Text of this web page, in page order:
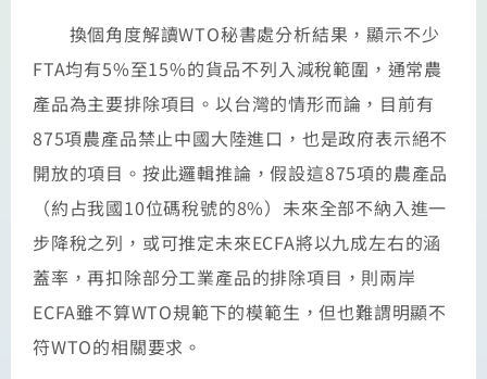
換個角度解讀WTO秘書處分析結果，顯示不少
FTA均有5%至15%的貨品不列入減稅範圍，通常農
產品為主要排除項目。以台灣的情形而論，目前有
875項農產品禁止中國大陸進口，也是政府表示絕不
開放的項目。按此邏輯推論，假設這875項的農產品
（約占我國10位碼稅號的8%）未來全部不納入進一
步降稅之列，或可推定未來ECFA將以九成左右的涵
蓋率，再扣除部分工業產品的排除項目，則兩岸
ECFA雖不算WTO規範下的模範生，但也難謂明顯不
符WTO的相關要求。